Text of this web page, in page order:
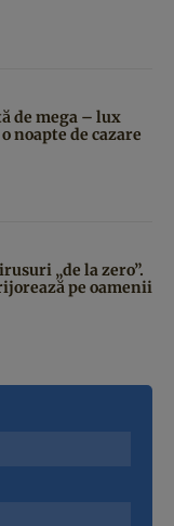
de mega – lux
noapte de cazare
„de la zero”.
pe oamenii